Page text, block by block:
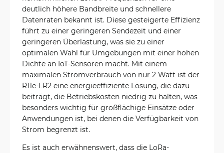
deutlich höhere Bandbreite und schnellere
Datenraten bekannt ist. Diese gesteigerte Effizienz
führt zu einer geringeren Sendezeit und einer
geringeren Überlastung, was sie zu einer
optimalen Wahl für Umgebungen mit einer hohen
Dichte an IoT-Sensoren macht. Mit einem
maximalen Stromverbrauch von nur 2 Watt ist der
R11e-LR2 eine energieeffiziente Lösung, die dazu
beiträgt, die Betriebskosten niedrig zu halten, was
besonders wichtig für großflächige Einsätze oder
Anwendungen ist, bei denen die Verfügbarkeit von
Strom begrenzt ist.
Es ist auch erwähnenswert, dass die LoRa-